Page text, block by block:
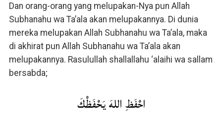
Dan orang-orang yang melupakan-Nya pun Allah
Subhanahu wa Ta’ala akan melupakannya. Di dunia
mereka melupakan Allah Subhanahu wa Ta’ala, maka
di akhirat pun Allah Subhanahu wa Ta’ala akan
melupakannya. Rasulullah shallallahu ‘alaihi wa sallam
bersabda;
احْفَظِ اللهَ يَحْفَظْكَ